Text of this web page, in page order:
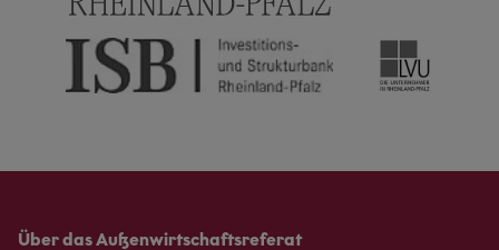
Über das Außenwirtschaftsreferat